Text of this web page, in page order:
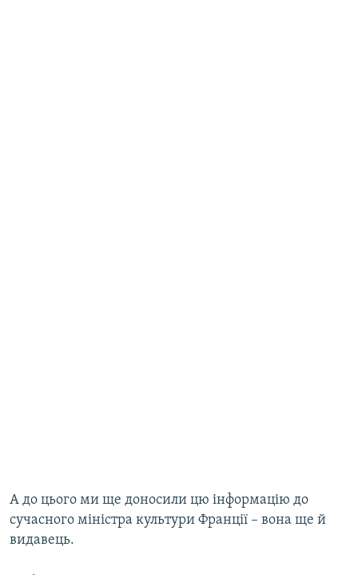
А до цього ми ще доносили цю інформацію до
сучасного міністра культури Франції – вона ще й
видавець.